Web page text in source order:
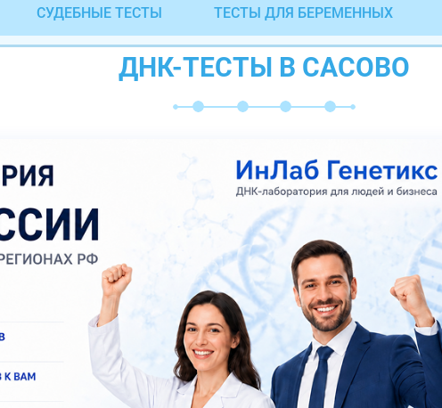
СУДЕБНЫЕ ТЕСТЫ ТЕСТЫ ДЛЯ БЕРЕМЕННЫХ
ДНК-ТЕСТЫ В САСОВО